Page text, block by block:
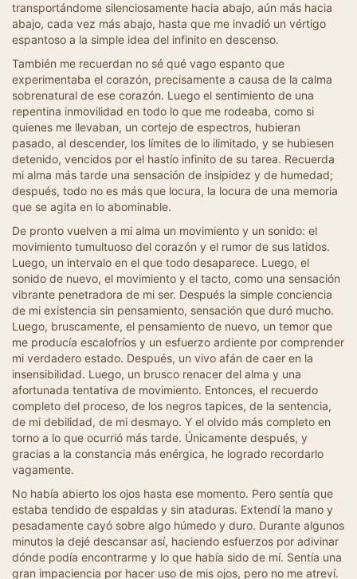
transportándome silenciosamente hacia abajo, aún más hacia
abajo, cada vez más abajo, hasta que me invadió un vértigo
espantoso a la simple idea del infinito en descenso.
También me recuerdan no sé qué vago espanto que
experimentaba el corazón, precisamente a causa de la calma
sobrenatural de ese corazón. Luego el sentimiento de una
repentina inmovilidad en todo lo que me rodeaba, como si
quienes me llevaban, un cortejo de espectros, hubieran
pasado, al descender, los límites de lo ilimitado, y se hubiesen
detenido, vencidos por el hastío infinito de su tarea. Recuerda
mi alma más tarde una sensación de insipidez y de humedad;
después, todo no es más que locura, la locura de una memoria
que se agita en lo abominable.
De pronto vuelven a mi alma un movimiento y un sonido: el
movimiento tumultuoso del corazón y el rumor de sus latidos.
Luego, un intervalo en el que todo desaparece. Luego, el
sonido de nuevo, el movimiento y el tacto, como una sensación
vibrante penetradora de mi ser. Después la simple conciencia
de mi existencia sin pensamiento, sensación que duró mucho.
Luego, bruscamente, el pensamiento de nuevo, un temor que
me producía escalofríos y un esfuerzo ardiente por comprender
mi verdadero estado. Después, un vivo afán de caer en la
insensibilidad. Luego, un brusco renacer del alma y una
afortunada tentativa de movimiento. Entonces, el recuerdo
completo del proceso, de los negros tapices, de la sentencia,
de mi debilidad, de mi desmayo. Y el olvido más completo en
torno a lo que ocurrió más tarde. Únicamente después, y
gracias a la constancia más enérgica, he logrado recordarlo
vagamente.
No había abierto los ojos hasta ese momento. Pero sentía que
estaba tendido de espaldas y sin ataduras. Extendí la mano y
pesadamente cayó sobre algo húmedo y duro. Durante algunos
minutos la dejé descansar así, haciendo esfuerzos por adivinar
dónde podía encontrarme y lo que había sido de mí. Sentía una
gran impaciencia por hacer uso de mis ojos, pero no me atreví.